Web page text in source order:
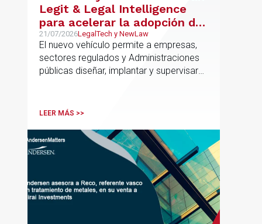
Legit & Legal Intelligence
para acelerar la adopción de
IA con seguridad jurídica en
el marco regulatorio europeo
21/07/2026LegalTech y NewLaw
El nuevo vehículo permite a empresas,
sectores regulados y Administraciones
públicas diseñar, implantar y supervisar
cumplimiento normativo desde el origen.
metodología propia de gestión de
riesgos de IA y se alinea con la
estrategia española de IA soberana
articulada en torno a ALIA.
LEER MÁS >>